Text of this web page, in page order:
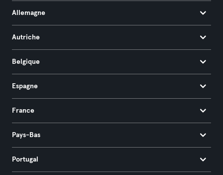
Allemagne
Autriche
Belgique
Espagne
France
Pays-Bas
Portugal